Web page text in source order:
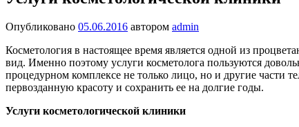
Опубликовано 05.06.2016 автором admin
Косметология в настоящее время является одной из
вид. Именно поэтому услуги косметолога пользуются
процедурном комплексе не только лицо, но и другие части
первозданную красоту и сохранить ее на долгие годы.
Услуги косметологической клиники